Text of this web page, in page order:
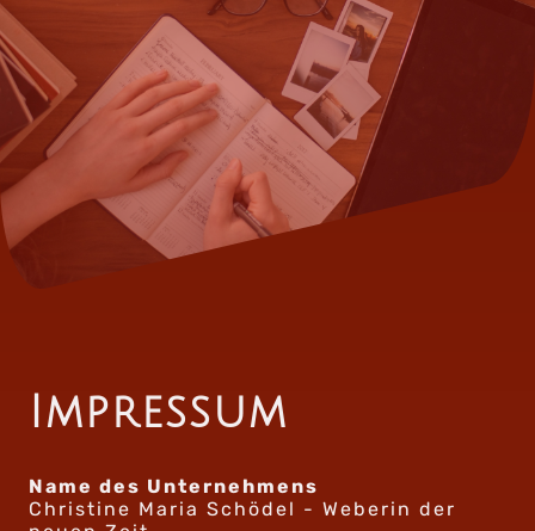
Impressum
Name des Unternehmens
Christine Maria Schödel - Weberin der